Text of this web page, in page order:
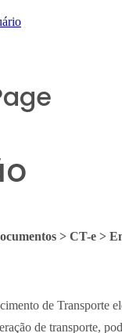
> CT-e >
de Transporte
de transporte,